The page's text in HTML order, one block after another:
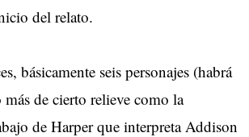
del relato.
básicamente seis personajes (habrá
de cierto relieve como la
de Harper que interpreta Addison